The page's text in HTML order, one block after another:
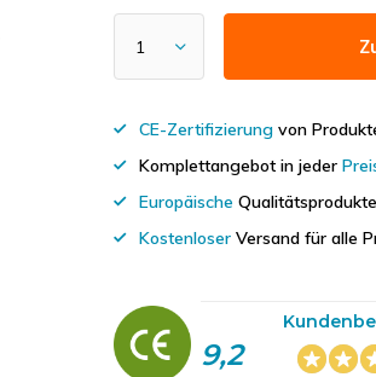
CE-Zertifizierung von
Komplettangebot in jeder
Europäische Qualitätsprodukte
KostenloserVersand für alle
9,2